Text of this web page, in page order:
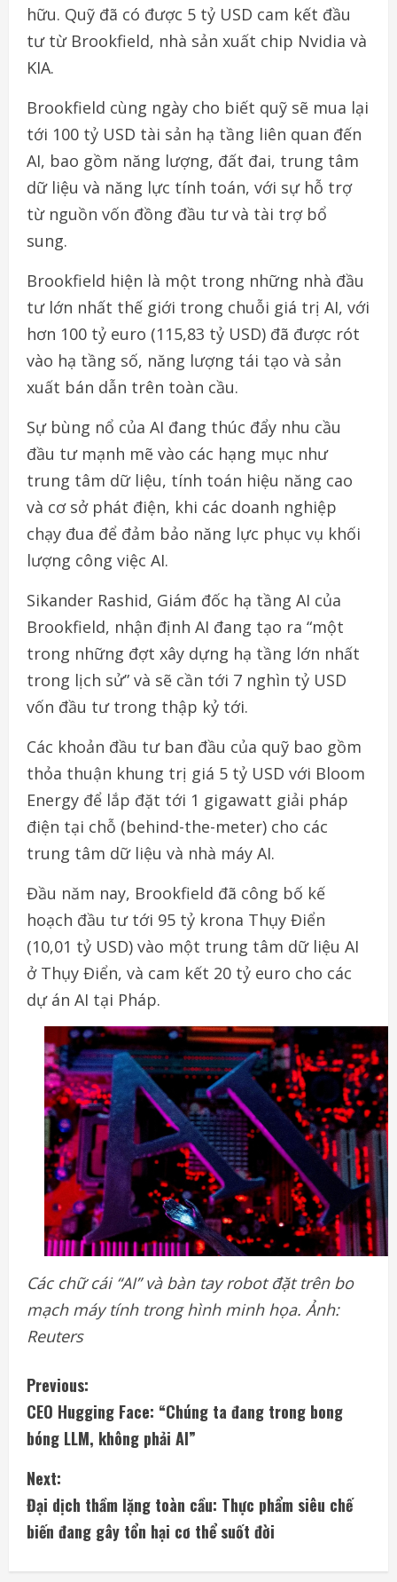
hữu. Quỹ đã có được 5 tỷ USD cam kết đầu
tư từ Brookfield, nhà sản xuất chip Nvidia và
KIA.
Brookfield cùng ngày cho biết quỹ sẽ mua lại
tới 100 tỷ USD tài sản hạ tầng liên quan đến
AI, bao gồm năng lượng, đất đai, trung tâm
dữ liệu và năng lực tính toán, với sự hỗ trợ
từ nguồn vốn đồng đầu tư và tài trợ bổ
sung.
Brookfield hiện là một trong những nhà đầu
tư lớn nhất thế giới trong chuỗi giá trị AI, với
hơn 100 tỷ euro (115,83 tỷ USD) đã được rót
vào hạ tầng số, năng lượng tái tạo và sản
xuất bán dẫn trên toàn cầu.
Sự bùng nổ của AI đang thúc đẩy nhu cầu
đầu tư mạnh mẽ vào các hạng mục như
trung tâm dữ liệu, tính toán hiệu năng cao
và cơ sở phát điện, khi các doanh nghiệp
chạy đua để đảm bảo năng lực phục vụ khối
lượng công việc AI.
Sikander Rashid, Giám đốc hạ tầng AI của
Brookfield, nhận định AI đang tạo ra “một
trong những đợt xây dựng hạ tầng lớn nhất
trong lịch sử” và sẽ cần tới 7 nghìn tỷ USD
vốn đầu tư trong thập kỷ tới.
Các khoản đầu tư ban đầu của quỹ bao gồm
thỏa thuận khung trị giá 5 tỷ USD với Bloom
Energy để lắp đặt tới 1 gigawatt giải pháp
điện tại chỗ (behind-the-meter) cho các
trung tâm dữ liệu và nhà máy AI.
Đầu năm nay, Brookfield đã công bố kế
hoạch đầu tư tới 95 tỷ krona Thụy Điển
(10,01 tỷ USD) vào một trung tâm dữ liệu AI
ở Thụy Điển, và cam kết 20 tỷ euro cho các
dự án AI tại Pháp.
Các chữ cái “AI” và bàn tay robot đặt trên bo
mạch máy tính trong hình minh họa. Ảnh:
Reuters
C
o
n
t
i
Previous:
CEO Hugging Face: “Chúng ta đang trong bong
bóng LLM, không phải AI”
Next:
Đại dịch thầm lặng toàn cầu: Thực phẩm siêu chế
biến đang gây tổn hại cơ thể suốt đời